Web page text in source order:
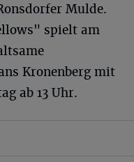
Mulde.
spielt am
Kronenberg mit
ab 13 Uhr.